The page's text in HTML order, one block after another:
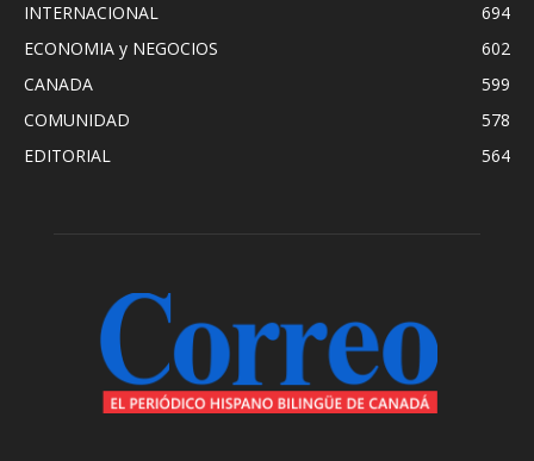
INTERNACIONAL
694
ECONOMIA y NEGOCIOS
602
CANADA
599
COMUNIDAD
578
EDITORIAL
564